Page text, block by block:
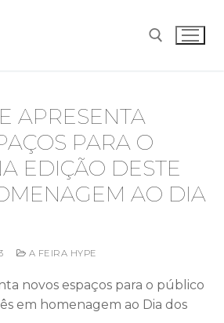
APRESENTA
PARA O
EDIÇÃO DESTE
AO DIA
A FEIRA HYPE
novos espaços para o público
em homenagem ao Dia dos